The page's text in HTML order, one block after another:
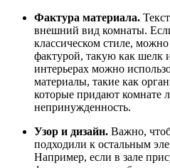
Фактура материала.
внешний вид комнаты.
классическом стиле,
фактурой, такую как шелк
интерьерах можно
материалы, такие как
которые придают комнате
непринужденность.
Узор и дизайн. Важно,
подходили к остальным
Например, если в зале